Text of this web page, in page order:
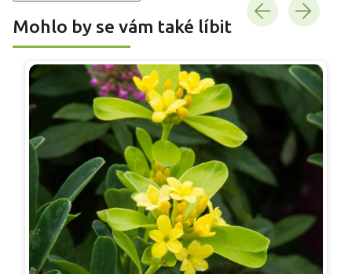
Mohlo by se vám také líbit